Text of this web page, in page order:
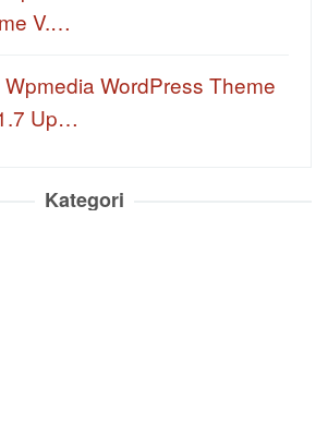
V.…
Wpmedia WordPress Theme
Up…
Kategori